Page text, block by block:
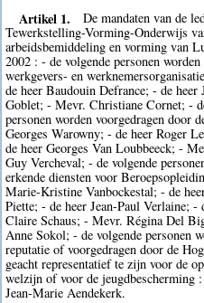
Artikel 1.
De mandaten van de
Tewerkstelling-Vorming-Onderwijs
arbeidsbemiddeling en vorming van
2002 : - de volgende personen
werkgevers- en
de heer Baudouin Defrance; - de
Goblet; - Mevr. Christiane Cornet; -
personen worden voorgedragen door
Georges Warowny; - de heer Roger
de heer Georges Van Loubbeeck; -
Guy Vercheval; - de volgende
erkende diensten voor
Marie-Kristine Vanbockestal; - de
Piette; - de heer Jean-Paul Verlaine;
Claire Schaus; - Mevr. Régina Del
Anne Sokol; - de volgende personen
reputatie of voorgedragen door de
geacht representatief te zijn voor de
welzijn of voor de jeugdbescherming
Jean-Marie Aendekerk.